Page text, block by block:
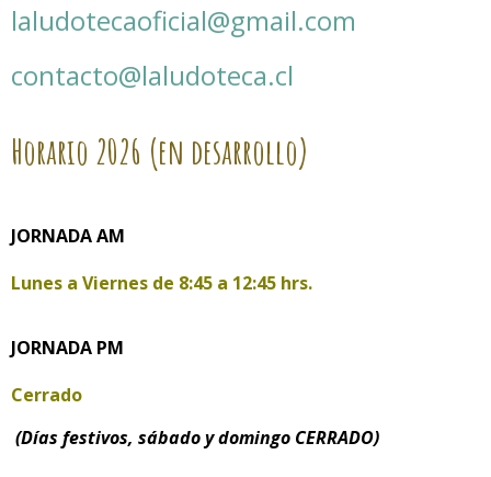
laludotecaoficial@gmail.com
contacto@laludoteca.cl
Horario 2026 (en desarrollo)
JORNADA AM
Lunes a Viernes de 8:45 a 12:45 hrs.
JORNADA PM
Cerrado
(Días festivos, sábado y domingo CERRADO)